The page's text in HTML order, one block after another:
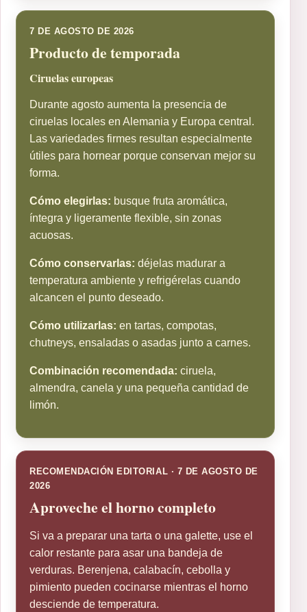
7 DE AGOSTO DE 2026
Producto de temporada
Ciruelas europeas
Durante agosto aumenta la presencia de
ciruelas locales en Alemania y Europa central.
Las variedades firmes resultan especialmente
útiles para hornear porque conservan mejor su
forma.
Cómo elegirlas: busque fruta aromática,
íntegra y ligeramente flexible, sin zonas
acuosas.
Cómo conservarlas: déjelas madurar a
temperatura ambiente y refrigérelas cuando
alcancen el punto deseado.
Cómo utilizarlas: en tartas, compotas,
chutneys, ensaladas o asadas junto a carnes.
Combinación recomendada: ciruela,
almendra, canela y una pequeña cantidad de
limón.
RECOMENDACIÓN EDITORIAL · 7 DE AGOSTO DE
2026
Aproveche el horno completo
Si va a preparar una tarta o una galette, use el
calor restante para asar una bandeja de
verduras. Berenjena, calabacín, cebolla y
pimiento pueden cocinarse mientras el horno
desciende de temperatura.